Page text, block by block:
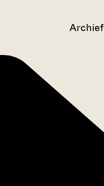
Archief